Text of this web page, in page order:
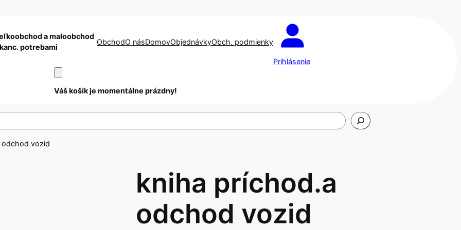
a maloobchod
potrebami
ObchodO násDomovObjednávkyObch. podmienky
Prihlásenie
Váš košík je momentálne prázdny!
odchod vozid
kniha príchod.a
odchod vozid